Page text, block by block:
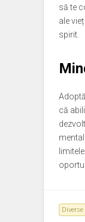
să te
ale
spirit.
că
Diverse